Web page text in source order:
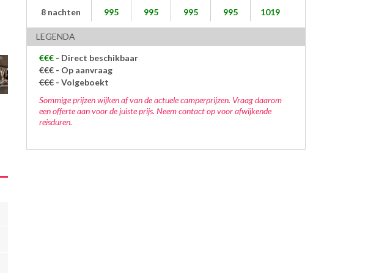
8 nachten
995 995 995 995 1019
LEGENDA
€€€- Direct beschikbaar
€€€- Op aanvraag
€€€- Volgeboekt
Sommige prijzen wijken af van de actuele camperprijzen. Vraag daarom
een offerte aan voor de juiste prijs. Neem contact op voor afwijkende
reisduren.